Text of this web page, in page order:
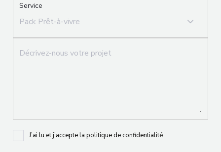
Service
Pack Prêt-à-vivre
J’ai lu et j’accepte la politique de confidentialité